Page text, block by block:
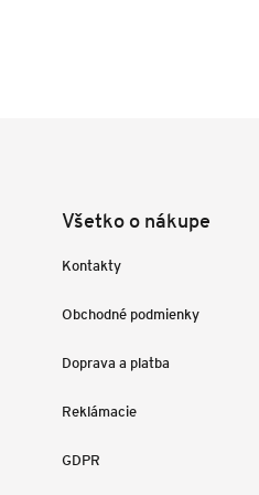
Všetko o nákupe
Kontakty
Obchodné podmienky
Doprava a platba
Reklámacie
GDPR